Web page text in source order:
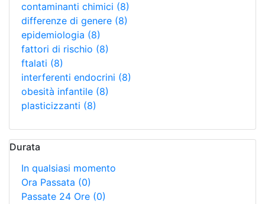
contaminanti chimici (8)
differenze di genere (8)
epidemiologia (8)
fattori di rischio (8)
ftalati (8)
interferenti endocrini (8)
obesità infantile (8)
plasticizzanti (8)
Durata
In qualsiasi momento
Ora Passata (0)
Passate 24 Ore (0)